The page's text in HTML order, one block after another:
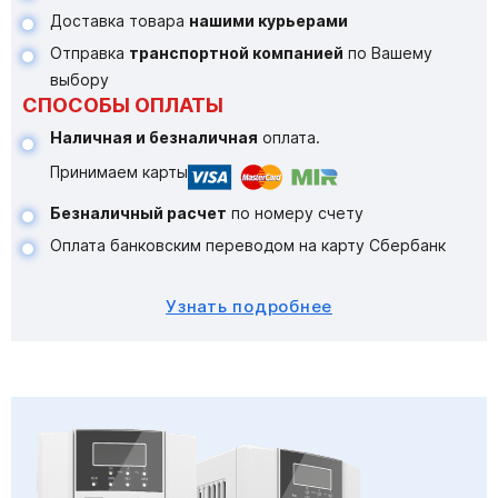
Доставка товара нашими курьерами
Отправка транспортной компанией по Вашему
выбору
СПОСОБЫ ОПЛАТЫ
Наличная и безналичная оплата.
Принимаем карты
Безналичный расчет по номеру счету
Оплата банковским переводом на карту Сбербанк
Узнать подробнее